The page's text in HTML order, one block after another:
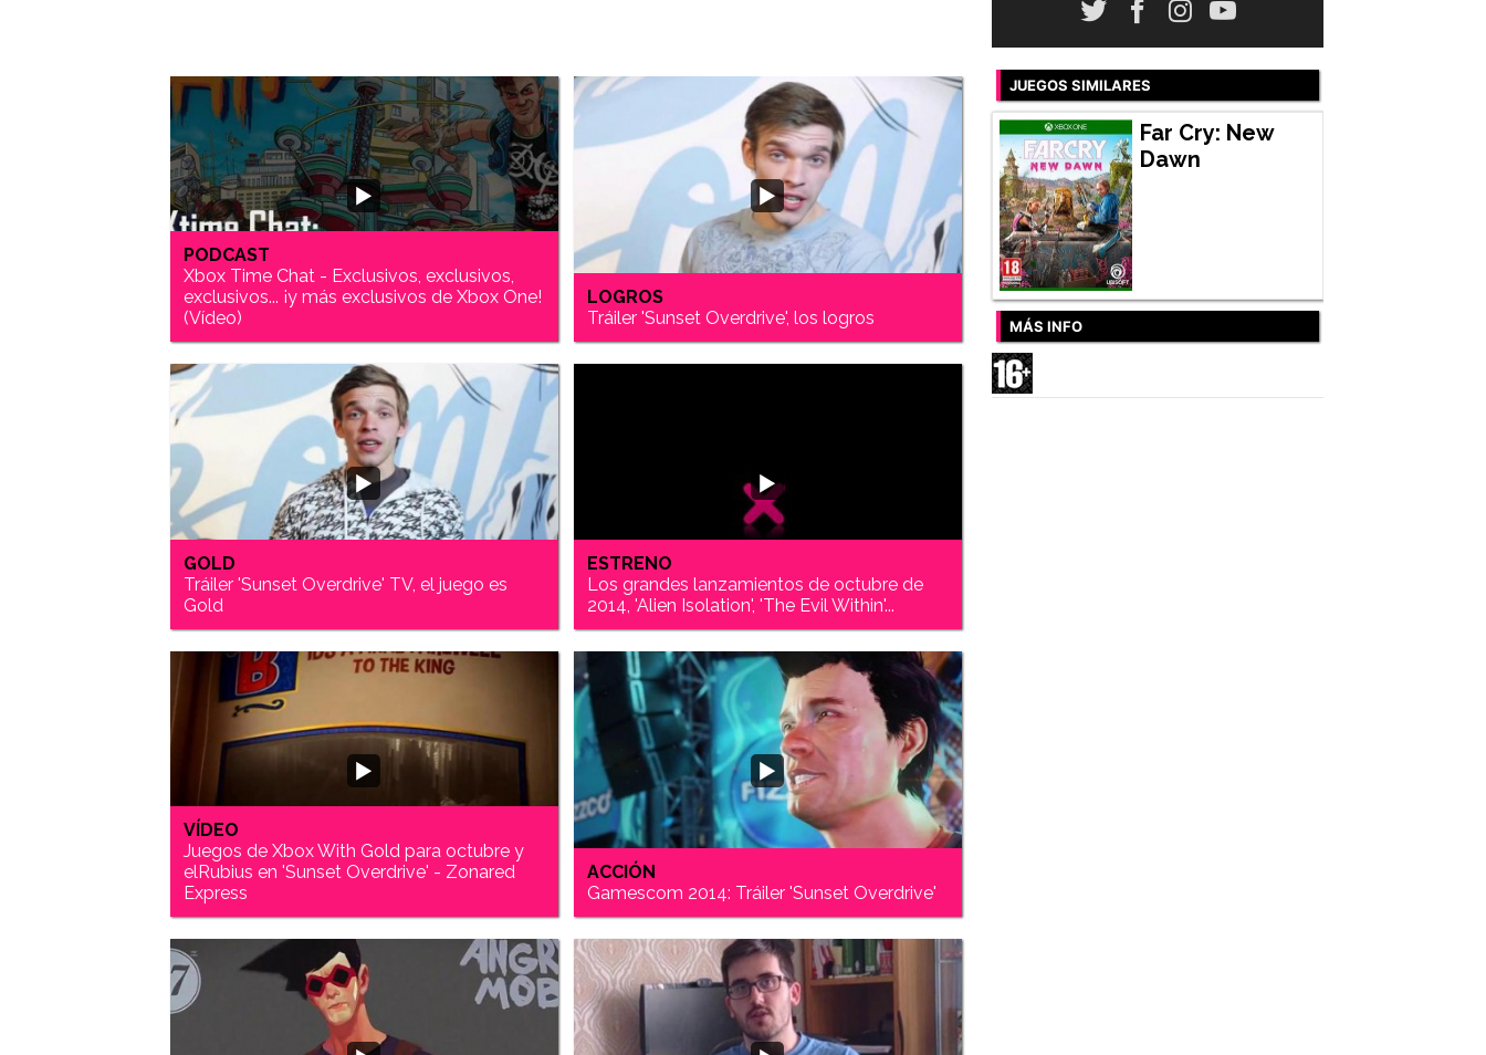
PODCAST
Xbox Time Chat - Exclusivos, exclusivos,
exclusivos... ¡y más exclusivos de Xbox One!
(Vídeo)
LOGROS
Tráiler 'Sunset Overdrive', los logros
GOLD
Tráiler 'Sunset Overdrive' TV, el juego es
Gold
ESTRENO
Los grandes lanzamientos de octubre de
2014, 'Alien Isolation', 'The Evil Within'...
VÍDEO
Juegos de Xbox With Gold para octubre y
elRubius en 'Sunset Overdrive' - Zonared
Express
ACCIÓN
Gamescom 2014: Tráiler 'Sunset Overdrive'
JUEGOS SIMILARES
Far Cry: New
Dawn
MÁS INFO